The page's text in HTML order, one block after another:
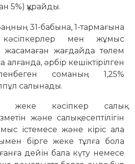
5%) құрайды.
31-бабына, 1-тармағына
мен жұмыс
жасамаған жағдайда төлем
алғанда, әрбір кешіктірілген
соманың 1,25%
салынады.
жеке кәсіпкер салық
және салық есептілігін
істемесе және кіріс ала
бірге жеке тұлға бола
дейін бала күту немесе